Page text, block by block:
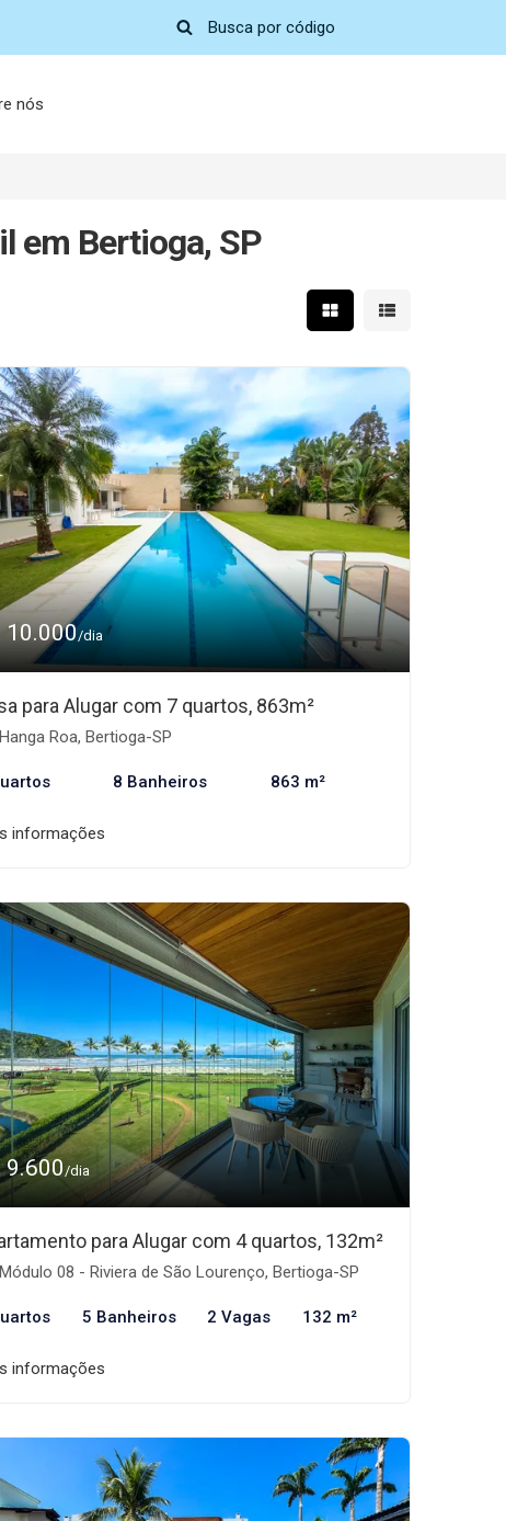
nós
em Bertioga, SP
Mostrar resultados em
Mostrar
10.000/dia
para Alugar com 7 quartos, 863m²
Hanga Roa, Bertioga-SP
8 Banheiros 863 m²
informações
9.600/dia
para Alugar com 4 quartos, 132m²
Módulo 08 - Riviera de São Lourenço, Bertioga-SP
5 Banheiros 2 Vagas 132 m²
informações